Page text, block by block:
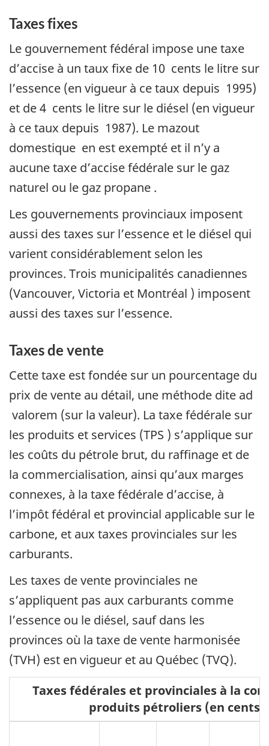
Taxes fixes
Le gouvernement fédéral impose une taxe
d’accise à un taux fixe de 10 cents le litre sur
l’essence (en vigueur à ce taux depuis 1995)
et de 4 cents le litre sur le diésel (en vigueur
à ce taux depuis 1987). Le mazout
domestique en est exempté et il n’y a
aucune taxe d’accise fédérale sur le gaz
naturel ou le gaz propane .
Les gouvernements provinciaux imposent
aussi des taxes sur l’essence et le diésel qui
varient considérablement selon les
provinces. Trois municipalités canadiennes
(Vancouver, Victoria et Montréal ) imposent
aussi des taxes sur l’essence.
Taxes de vente
Cette taxe est fondée sur un pourcentage du
prix de vente au détail, une méthode dite ad
valorem (sur la valeur). La taxe fédérale sur
les produits et services (TPS ) s’applique sur
les coûts du pétrole brut, du raffinage et de
la commercialisation, ainsi qu’aux marges
connexes, à la taxe fédérale d’accise, à
l’impôt fédéral et provincial applicable sur le
carbone, et aux taxes provinciales sur les
carburants.
Les taxes de vente provinciales ne
s’appliquent pas aux carburants comme
l’essence ou le diésel, sauf dans les
provinces où la taxe de vente harmonisée
(TVH) est en vigueur et au Québec (TVQ).
Taxes fédérales et provinciales à la
produits pétroliers (en